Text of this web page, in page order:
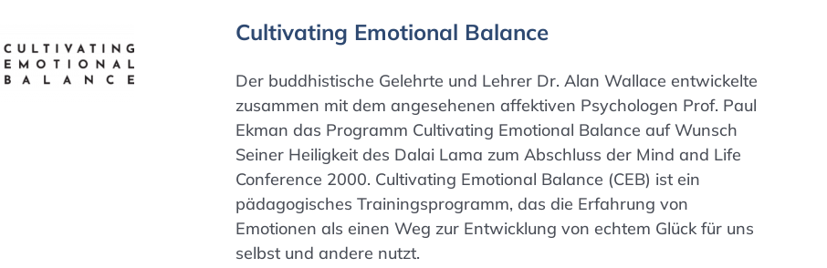
Cultivating Emotional Balance
Der buddhistische Gelehrte und Lehrer Dr. Alan Wallace entwickelte
zusammen mit dem angesehenen affektiven Psychologen Prof. Paul
Ekman das Programm Cultivating Emotional Balance auf Wunsch
Seiner Heiligkeit des Dalai Lama zum Abschluss der Mind and Life
Conference 2000. Cultivating Emotional Balance (CEB) ist ein
pädagogisches Trainingsprogramm, das die Erfahrung von
Emotionen als einen Weg zur Entwicklung von echtem Glück für uns
selbst und andere nutzt.